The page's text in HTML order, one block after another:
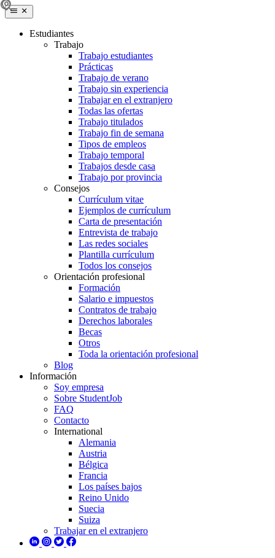
Estudiantes
Trabajo
Trabajo estudiantes
Prácticas
Trabajo de verano
Trabajo sin experiencia
Trabajar en el extranjero
Todas las ofertas
Trabajo titulados
Trabajo fin de semana
Tipos de empleos
Trabajo temporal
Trabajos desde casa
Trabajo por provincia
Consejos
Currículum vitae
Ejemplos de currículum
Carta de presentación
Entrevista de trabajo
Las redes sociales
Plantilla currículum
Todos los consejos
Orientación profesional
Formación
Salario e impuestos
Contratos de trabajo
Derechos laborales
Becas
Otros
Toda la orientación profesional
Blog
Información
Soy empresa
Sobre StudentJob
FAQ
Contacto
International
Alemania
Austria
Bélgica
Francia
Los países bajos
Reino Unido
Suecia
Suiza
Trabajar en el extranjero